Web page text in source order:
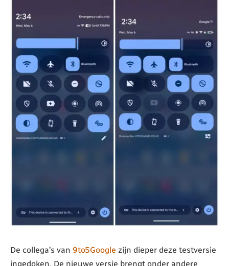
De collega’s van 9to5Google zijn dieper deze testversie
ingedoken. De nieuwe versie brengt onder andere